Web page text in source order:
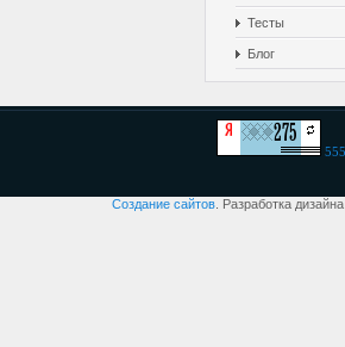
Тесты
Блог
Создание сайтов . Разработка